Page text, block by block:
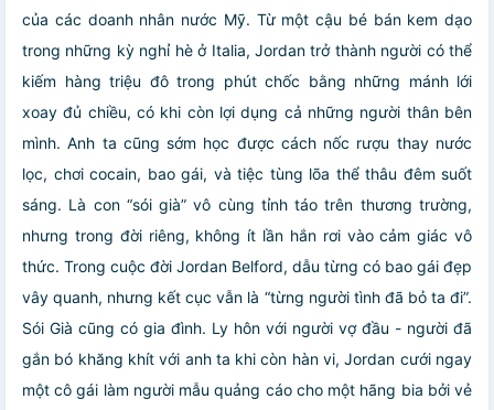
của các doanh nhân nước Mỹ. Từ một cậu bé bán kem dạo
trong những kỳ nghỉ hè ở Italia, Jordan trở thành người có thể
kiếm hàng triệu đô trong phút chốc bằng những mánh lới
xoay đủ chiều, có khi còn lợi dụng cả những người thân bên
mình. Anh ta cũng sớm học được cách nốc rượu thay nước
lọc, chơi cocain, bao gái, và tiệc tùng lõa thể thâu đêm suốt
sáng. Là con “sói già” vô cùng tỉnh táo trên thương trường,
nhưng trong đời riêng, không ít lần hắn rơi vào cảm giác vô
thức. Trong cuộc đời Jordan Belford, dẫu từng có bao gái đẹp
vây quanh, nhưng kết cục vẫn là “từng người tình đã bỏ ta đi”.
Sói Già cũng có gia đình. Ly hôn với người vợ đầu - người đã
gắn bó khăng khít với anh ta khi còn hàn vi, Jordan cưới ngay
một cô gái làm người mẫu quảng cáo cho một hãng bia bởi vẻ